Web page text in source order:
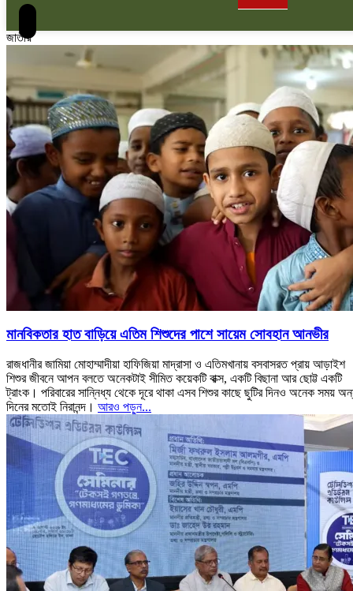
জাতীয়
মানবিকতার হাত বাড়িয়ে এতিম শিশুদের পাশে সায়েম সোবহান আনভীর
রাজধানীর জামিয়া মোহাম্মাদীয়া হাফিজিয়া মাদ্রাসা ও এতিমখানায় বসবাসরত প্রায় আড়াইশ
শিশুর জীবনে আপন বলতে অনেকটাই সীমিত কয়েকটি বাক্স, একটি বিছানা আর ছোট্ট একটি
ট্রাংক। পরিবারের সান্নিধ্য থেকে দূরে থাকা এসব শিশুর কাছে ছুটির দিনও অনেক সময়
দিনের মতোই নিরানন্দ। আরও পড়ুন...